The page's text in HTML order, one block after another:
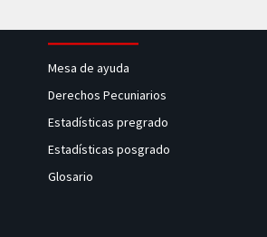
Mesa de ayuda
Derechos Pecuniarios
Estadísticas pregrado
Estadísticas posgrado
Glosario